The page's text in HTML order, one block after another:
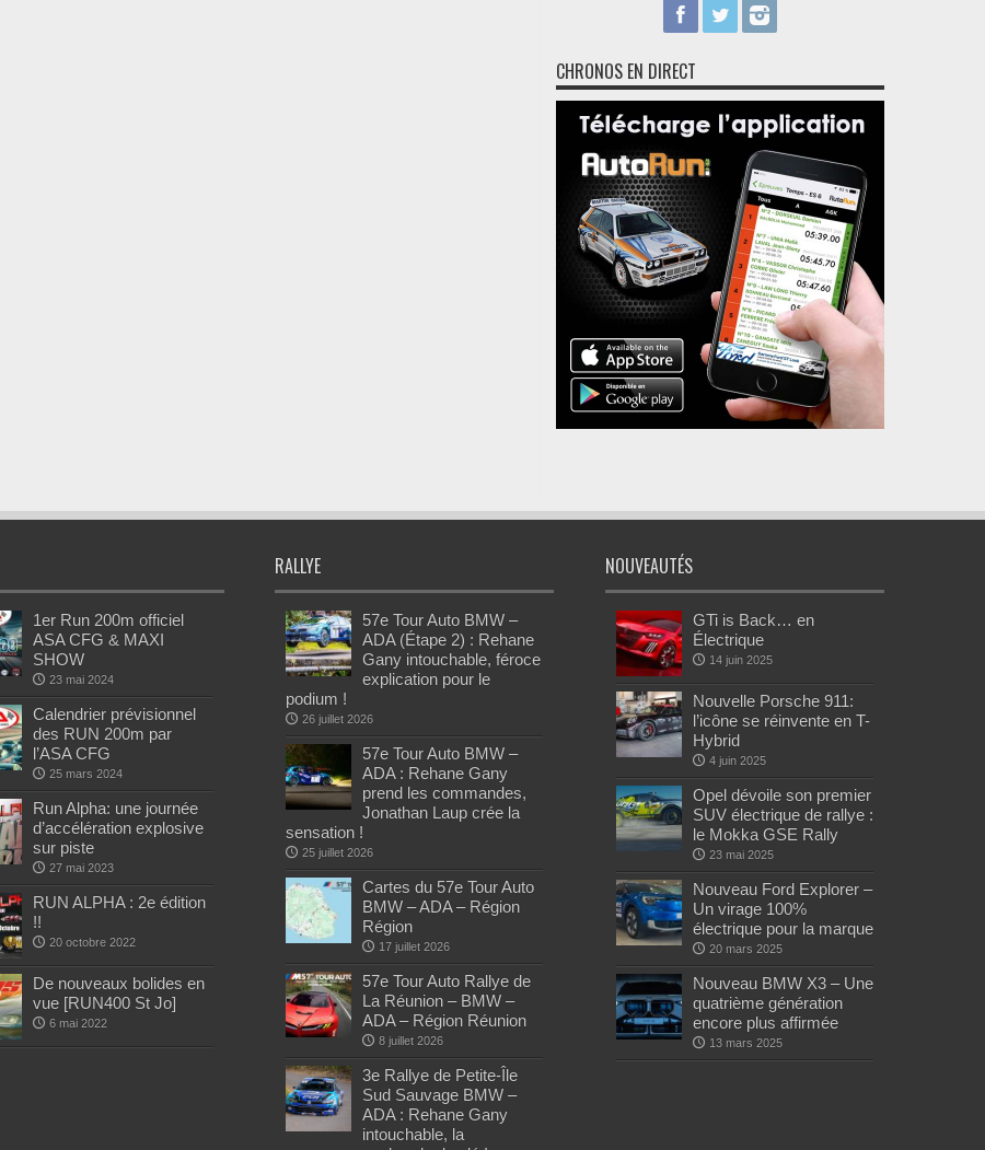
CHRONOS EN DIRECT
1er Run 200m officiel
ASA CFG & MAXI
SHOW
23 mai 2024
Calendrier prévisionnel
des RUN 200m par
l’ASA CFG
25 mars 2024
Run Alpha: une journée
d’accélération explosive
sur piste
27 mai 2023
RUN ALPHA : 2e édition
!!
20 octobre 2022
De nouveaux bolides en
vue [RUN400 St Jo]
6 mai 2022
RALLYE
57e Tour Auto BMW –
ADA (Étape 2) : Rehane
Gany intouchable, féroce
explication pour le
podium !
26 juillet 2026
57e Tour Auto BMW –
ADA : Rehane Gany
prend les commandes,
Jonathan Laup crée la
sensation !
25 juillet 2026
Cartes du 57e Tour Auto
BMW – ADA – Région
Région
17 juillet 2026
57e Tour Auto Rallye de
La Réunion – BMW –
ADA – Région Réunion
8 juillet 2026
3e Rallye de Petite-Île
Sud Sauvage BMW –
ADA : Rehane Gany
intouchable, la
NOUVEAUTÉS
GTi is Back… en
Électrique
14 juin 2025
Nouvelle Porsche 911:
l’icône se réinvente en T-
Hybrid
4 juin 2025
Opel dévoile son premier
SUV électrique de rallye :
le Mokka GSE Rally
23 mai 2025
Nouveau Ford Explorer –
Un virage 100%
électrique pour la marque
20 mars 2025
Nouveau BMW X3 – Une
quatrième génération
encore plus affirmée
13 mars 2025